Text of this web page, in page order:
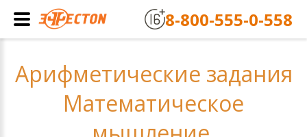
Арифметические задания
Математическое
8-800-555-0-558